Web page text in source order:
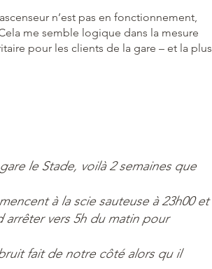
n’est pas en fonctionnement,
me semble logique dans la mesure
pour les clients de la gare – et la plus
le Stade, voilà 2 semaines que
à la scie sauteuse à 23h00 et
vers 5h du matin pour
fait de notre côté alors qu il